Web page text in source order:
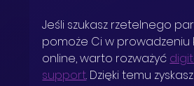
Jeśli szukasz rzetelnego
pomoże Ci w prowadzeniu
online, warto rozważyć
support. Dzięki temu